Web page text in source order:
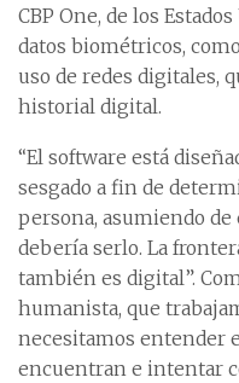
CBP One, de los
datos biométricos,
uso de redes digitales,
historial digital.
“El software está
sesgado a fin de
persona, asumiendo
debería serlo. La
también es digital”.
humanista, que
necesitamos entender
encuentran e intentar